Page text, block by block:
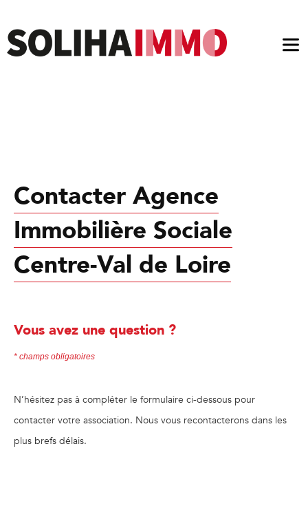
Contacter Agence
Immobilière Sociale
Centre-Val de Loire
Vous avez une question ?​
* champs obligatoires
N’hésitez pas à compléter le formulaire ci-dessous pour
contacter votre association. Nous vous recontacterons dans les
plus brefs délais.